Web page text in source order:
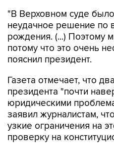
"В Верховном суде
неудачное решение по
рождения. (...) Поэтому
потому что это очень
пояснил президент.
Газета отмечает, что
президента "почти
юридическими
заявил журналистам,
узкие ограничения на
проверку на